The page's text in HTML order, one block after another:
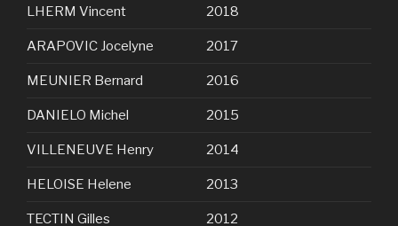
LHERM Vincent 2018
ARAPOVIC Jocelyne 2017
MEUNIER Bernard 2016
DANIELO Michel 2015
VILLENEUVE Henry 2014
HELOISE Helene 2013
TECTIN Gilles 2012